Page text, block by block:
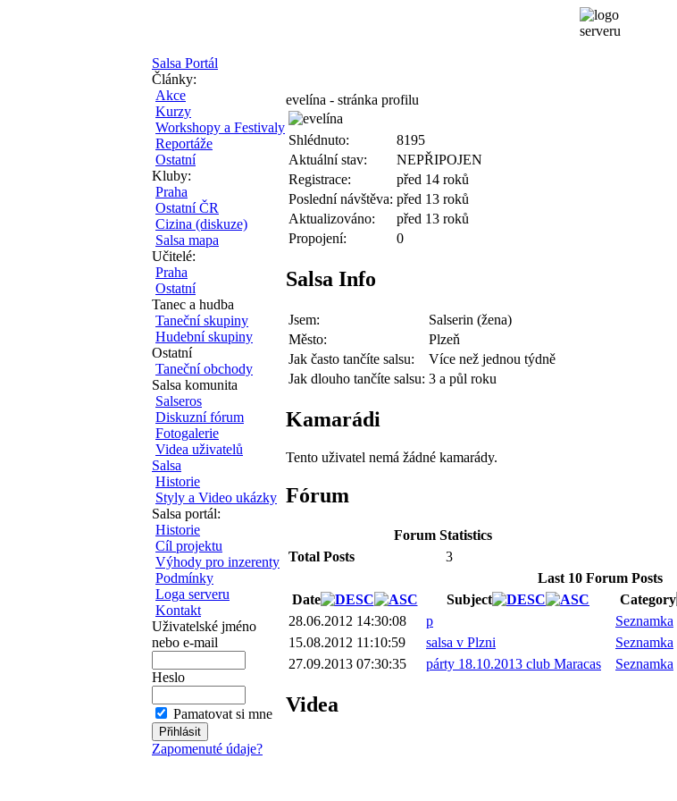
Salsa Portál
Články:
Akce
Kurzy
Workshopy a Festivaly
Reportáže
Ostatní
Kluby:
Praha
Ostatní ČR
Cizina (diskuze)
Salsa mapa
Učitelé:
Praha
Ostatní
Tanec a hudba
Taneční skupiny
Hudební skupiny
Ostatní
Taneční obchody
Salsa komunita
Salseros
Diskuzní fórum
Fotogalerie
Videa uživatelů
Salsa
Historie
Styly a Video ukázky
Salsa portál:
Historie
Cíl projektu
Výhody pro inzerenty
Podmínky
Loga serveru
Kontakt
Uživatelské jméno
nebo e-mail
Heslo
Pamatovat si mne
Zapomenuté údaje?
evelína - stránka profilu
Shlédnuto:
8195
Aktuální stav:
NEPŘIPOJEN
Registrace:
před 14 roků
Poslední návštěva: před 13 roků
Aktualizováno:
před 13 roků
Propojení:
0
Salsa Info
Jsem:
Salserin (žena)
Město:
Plzeň
Jak často tančíte salsu:
Více než jednou týdně
Jak dlouho tančíte salsu: 3 a půl roku
Kamarádi
Tento uživatel nemá žádné kamarády.
Fórum
Forum Statistics
Total Posts
3
Last 10 Forum Posts
Date
Subject Category
28.06.2012 14:30:08
p Seznamka
15.08.2012 11:10:59
salsa v Plzni Seznamka
27.09.2013 07:30:35
párty 18.10.2013 club Maracas Seznamka
Videa